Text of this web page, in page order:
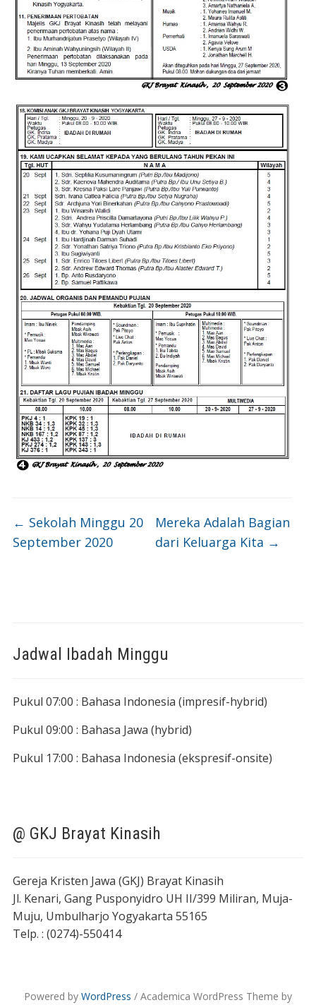
← Sekolah Minggu 20
September 2020
Mereka Adalah Bagian
dari Keluarga Kita →
Jadwal Ibadah Minggu
Pukul 07:00 : Bahasa Indonesia (impresif-hybrid)
Pukul 09:00 : Bahasa Jawa (hybrid)
Pukul 17:00 : Bahasa Indonesia (ekspresif-onsite)
@ GKJ Brayat Kinasih
Gereja Kristen Jawa (GKJ) Brayat Kinasih
Jl. Kenari, Gang Pusponyidro UH II/399 Miliran, Muja-
Muju, Umbulharjo Yogyakarta 55165
Telp. : (0274)-550414
Powered by WordPress / Academica WordPress Theme by